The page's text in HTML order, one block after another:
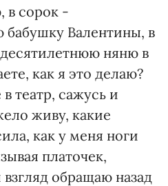
в сорок -
Валентины, в
няню в
как я это делаю?
театр, сажусь и
живу, какие
как у меня ноги
платочек,
обращаю назад